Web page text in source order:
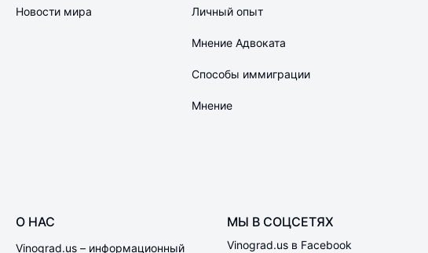
Новости мира Личный опыт
Мнение Адвоката
Способы иммиграции
Мнение
О НАС
Vinograd.us – информационный
МЫ В СОЦСЕТЯХ
Vinograd.us в Facebook